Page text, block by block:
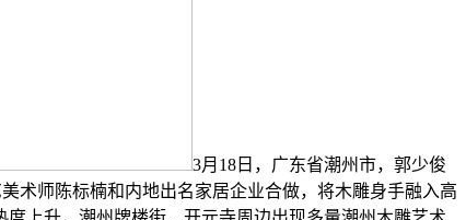
3月18日，广东省潮州市，郭少俊
术师陈标楠和内地出名家居企业合做，将木雕身手融入高